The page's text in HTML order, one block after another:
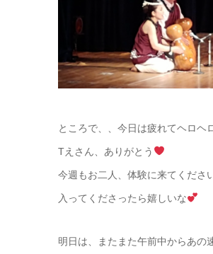
ところで、、今日は疲れてヘロ
Tえさん、ありがとう
今週もお二人、体験に来てくださ
入ってくださったら嬉しいな
明日は、またまた午前中からあの